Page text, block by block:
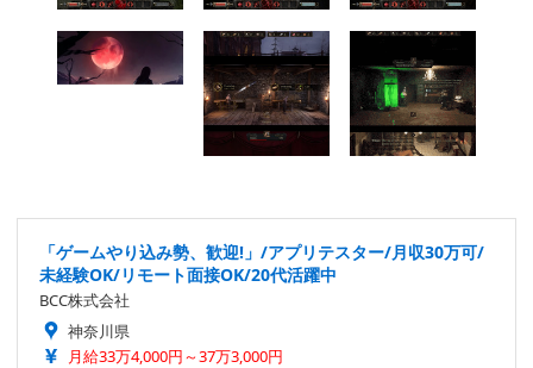
「ゲームやり込み勢、歓迎!」/アプリテスター/月収30万可/
未経験OK/リモート面接OK/20代活躍中
BCC株式会社
神奈川県
月給33万4,000円～37万3,000円